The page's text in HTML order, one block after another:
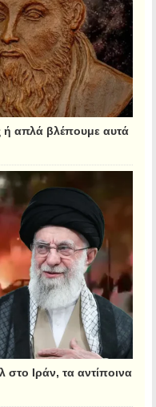
ή απλά βλέπουμε αυτά
στο Ιράν, τα αντίποινα